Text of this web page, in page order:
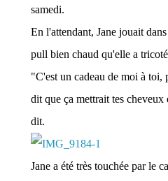
samedi.
En l'attendant, Jane jouait
pull bien chaud qu'elle a
"C'est un cadeau de moi à toi,
dit que ça mettrait tes
dit.
Jane a été très touchée par le